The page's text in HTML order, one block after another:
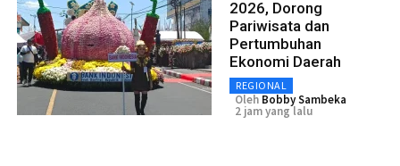
2026, Dorong
Pariwisata dan
Pertumbuhan
Ekonomi Daerah
REGIONAL
Oleh Bobby Sambeka
2 jam yang lalu